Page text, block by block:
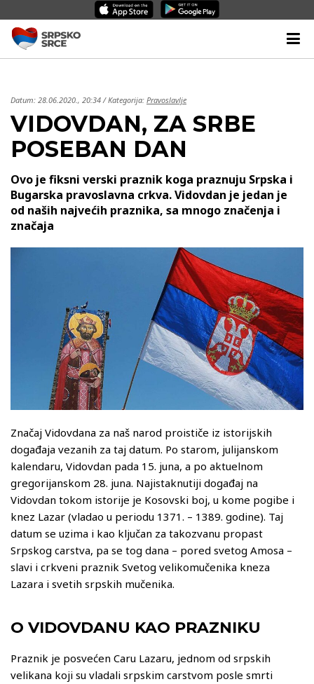
Datum: 28.06.2020., 20:34/ Kategorija: Pravoslavlje
VIDOVDAN, ZA SRBE
POSEBAN DAN
Ovo je fiksni verski praznik koga praznuju Srpska i
Bugarska pravoslavna crkva. Vidovdan je jedan je
od naših najvećih praznika, sa mnogo značenja i
značaja
Značaj Vidovdana za naš narod proističe iz istorijskih
događaja vezanih za taj datum. Po starom, julijanskom
kalendaru, Vidovdan pada 15. juna, a po aktuelnom
gregorijanskom 28. juna. Najistaknutiji događaj na
Vidovdan tokom istorije je Kosovski boj, u kome pogibe i
knez Lazar (vladao u periodu 1371. – 1389. godine). Taj
datum se uzima i kao ključan za takozvanu propast
Srpskog carstva, pa se tog dana – pored svetog Amosa –
slavi i crkveni praznik Svetog velikomučenika kneza
Lazara i svetih srpskih mučenika.
O VIDOVDANU KAO PRAZNIKU
Praznik je posvećen Caru Lazaru, jednom od srpskih
velikana koji su vladali srpskim carstvom posle smrti